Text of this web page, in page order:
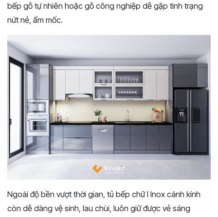
bếp gỗ tự nhiên hoặc gỗ công nghiệp dễ gặp tình trạng
nứt nẻ, ẩm mốc.
Ngoài độ bền vượt thời gian, tủ bếp chữ I Inox cánh kính
còn dễ dàng vệ sinh, lau chùi, luôn giữ được vẻ sáng